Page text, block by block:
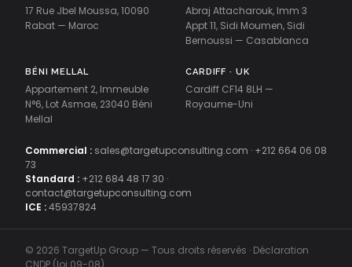
17 Rue Jbel Moussa, 10090
Rabat — Maroc
Abraj Attacharouk, Imm 3
Appt 11, Sidi Moumen, Sidi
Bernoussi — Casablanca
BÉNI MELLAL
Appartement 2, Immeuble
N°6, Lot Asmae, 23040 Béni
Mellal
CARDIFF · UK
Cardiff CF14 8LH —
Royaume-Uni
Commercial : sales@targetupconsulting.com · +212 664 06 08
73
Standard : +212 684 48 17 30 ·
contact@targetupconsulting.com
ICE :45937824
© 2026 TargetUp Group — Tous droits réservés · Déclaration
CNDP (loi 09-08)